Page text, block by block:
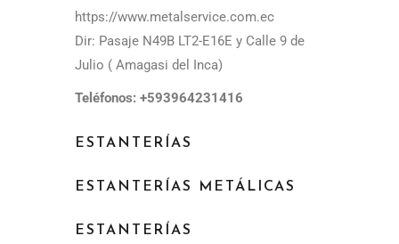
https://www.metalservice.com.ec
Dir: Pasaje N49B LT2-E16E y Calle 9 de
Julio ( Amagasi del Inca)
Teléfonos: +593964231416
ESTANTERÍAS
ESTANTERÍAS METÁLICAS
ESTANTERÍAS